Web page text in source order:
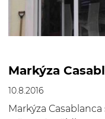
Markýza
10.8.2016
Markýza